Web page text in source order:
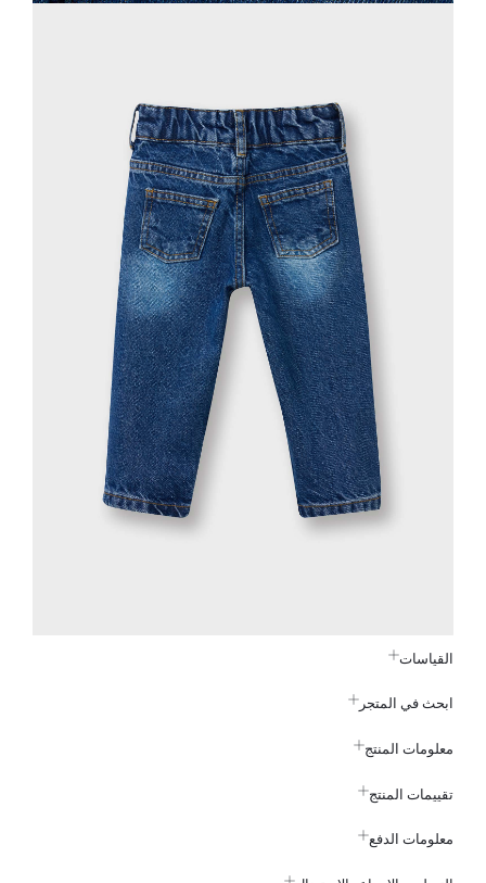
القياسات
ابحث في المتجر
معلومات المنتج
تقييمات المنتج
معلومات الدفع